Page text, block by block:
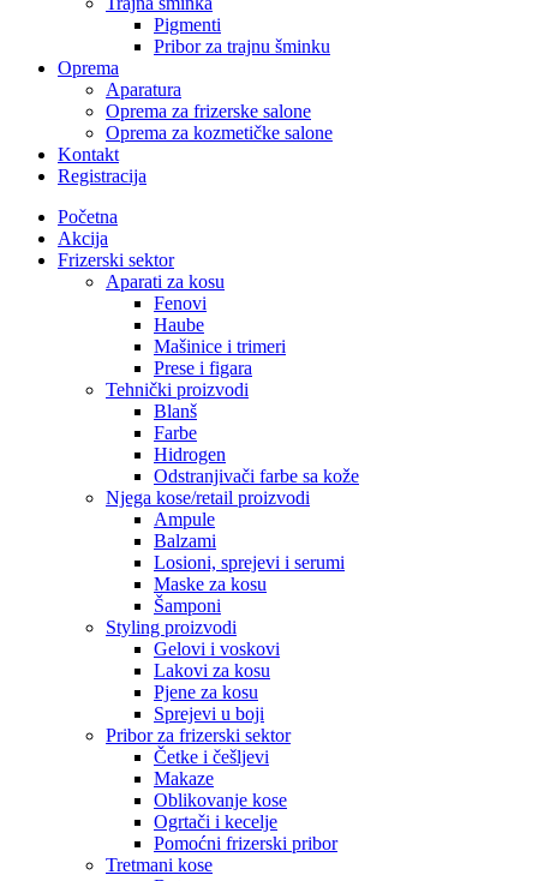
Pigmenti
Pribor za trajnu šminku
Oprema
Aparatura
Oprema za frizerske salone
Oprema za kozmetičke salone
Kontakt
Registracija
Početna
Akcija
Frizerski sektor
Aparati za kosu
Fenovi
Haube
Mašinice i trimeri
Prese i figara
Tehnički proizvodi
Blanš
Farbe
Hidrogen
Odstranjivači farbe sa kože
Njega kose/retail proizvodi
Ampule
Balzami
Losioni, sprejevi i serumi
Maske za kosu
Šamponi
Styling proizvodi
Gelovi i voskovi
Lakovi za kosu
Pjene za kosu
Sprejevi u boji
Pribor za frizerski sektor
Četke i češljevi
Makaze
Oblikovanje kose
Ogrtači i kecelje
Pomoćni frizerski pribor
Tretmani kose